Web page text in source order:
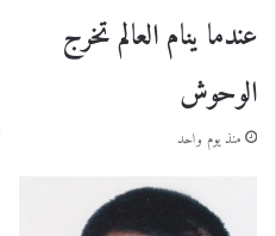
عندما ينام العالم تخرج
الوحوش
منذ يوم واحد